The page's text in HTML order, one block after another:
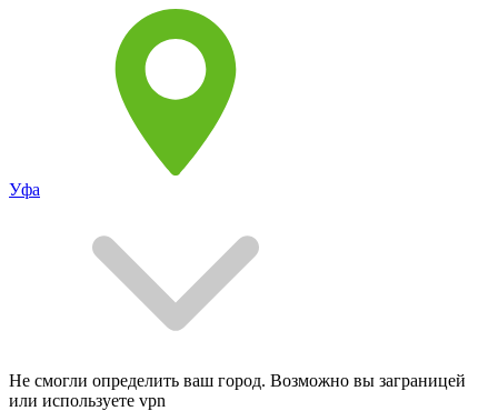
Уфа
Не смогли определить ваш город. Возможно вы заграницей
или используете vpn